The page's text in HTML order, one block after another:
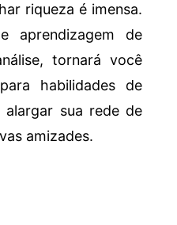
riqueza é imensa.
aprendizagem de
tornará você
habilidades de
alargar sua rede de
amizades.